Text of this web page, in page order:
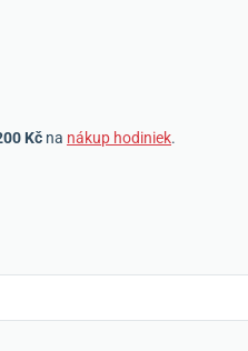
Kč na nákup hodiniek.